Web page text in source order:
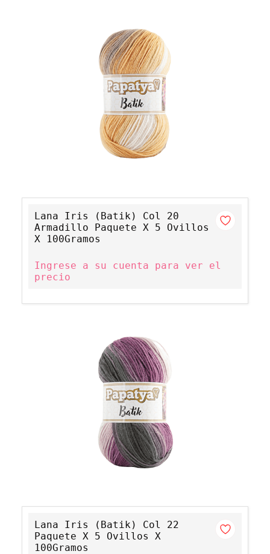
Lana Iris (Batik) Col 20
Armadillo Paquete X 5 Ovillos
X 100Gramos
Ingrese a su cuenta para ver el
precio
Lana Iris (Batik) Col 22
Paquete X 5 Ovillos X
100Gramos